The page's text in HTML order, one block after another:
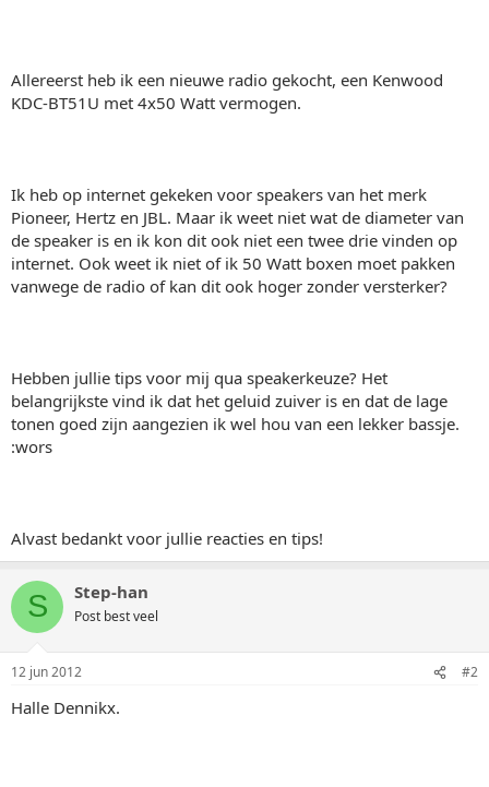
Allereerst heb ik een nieuwe radio gekocht, een Kenwood
KDC-BT51U met 4x50 Watt vermogen.
Ik heb op internet gekeken voor speakers van het merk
Pioneer, Hertz en JBL. Maar ik weet niet wat de diameter van
de speaker is en ik kon dit ook niet een twee drie vinden op
internet. Ook weet ik niet of ik 50 Watt boxen moet pakken
vanwege de radio of kan dit ook hoger zonder versterker?
Hebben jullie tips voor mij qua speakerkeuze? Het
belangrijkste vind ik dat het geluid zuiver is en dat de lage
tonen goed zijn aangezien ik wel hou van een lekker bassje.
:wors
Alvast bedankt voor jullie reacties en tips!
S Step-han
Post best veel
12 jun 2012 #2
Halle Dennikx.